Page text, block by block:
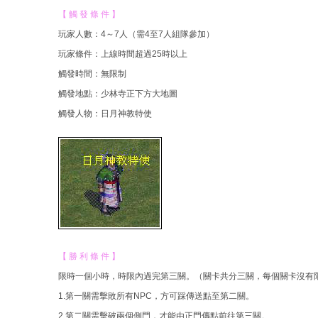
結
【 觸 發 條 件 】
玩家人數：4～7人（需4至7人組隊參加）
玩家條件：上線時間超過25時以上
觸發時間：無限制
觸發地點：少林寺正下方大地圖
觸發人物：日月神教特使
【 勝 利 條 件 】
限時一個小時，時限內過完第三關。（關卡共分三關，每個關卡沒有
1.第一關需擊敗所有NPC，方可踩傳送點至第二關。
2.第二關需擊破兩個側門，才能由正門傳點前往第三關。